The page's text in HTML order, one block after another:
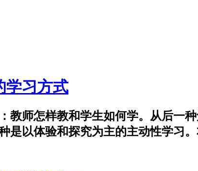
学习方式
教师怎样教和学生如何学。从后一
是以体验和探究为主的主动性学习